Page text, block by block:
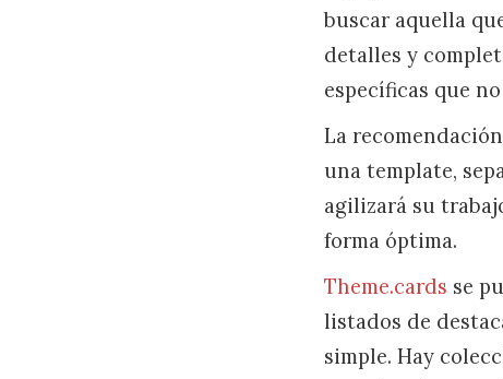
buscar aquella
detalles y
específicas que
La
una template,
agilizará su
forma óptima.
Theme.cards se
listados de
simple. Hay